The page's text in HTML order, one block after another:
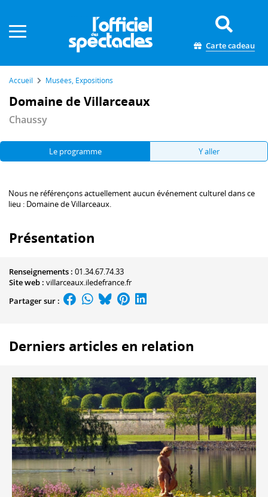
Carte cadeau
Accueil Musées, Expositions
Domaine de Villarceaux
Chaussy
Le programme Y aller
Nous ne référençons actuellement aucun événement culturel dans ce
lieu : Domaine de Villarceaux.
Présentation
Renseignements : 01.34.67.74.33
Site web : villarceaux.iledefrance.fr
Partager sur :
Derniers articles en relation